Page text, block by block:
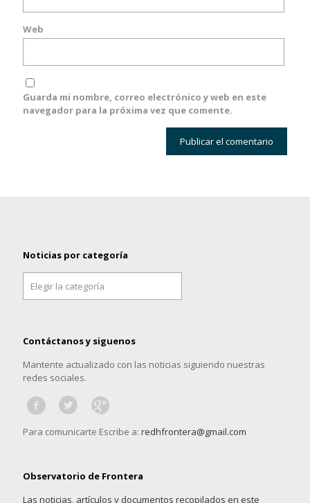
Web
Guarda mi nombre, correo electrónico y web en este
navegador para la próxima vez que comente.
Noticias por categoría
por
categoría
Contáctanos y siguenos
Mantente actualizado con las noticias siguiendo nuestras
redes sociales.
Para comunicarte Escribe a: redhfrontera@gmail.com
Observatorio de Frontera
Las noticias, artículos y documentos recopilados en este